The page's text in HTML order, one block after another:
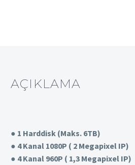
AÇIKLAMA
● 1 Harddisk (Maks. 6TB)
● 4 Kanal 1080P ( 2 Megapixel IP)
● 4 Kanal 960P ( 1,3 Megapixel IP)